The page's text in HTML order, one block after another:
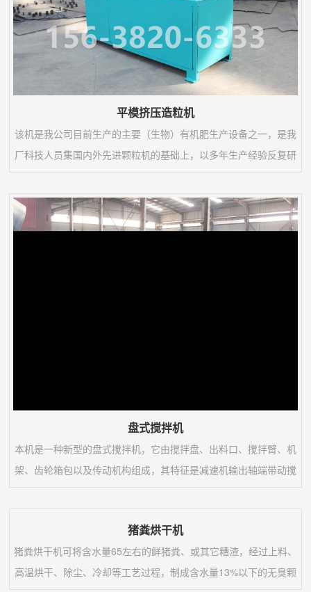
平模挤压造粒机
该机是我公司目前生产的主要（生物）有机肥生产设备之一，是我
厂科技人员集国内外先进颗粒机的基础上，以多年生产经验反复研
计出有不同型号多种机型，是肥料加工单位理想的加工机械。1、
该机主要用于（生物）有机肥和养殖业加工行业的颗粒加工；2、
盘式搅拌机
本机是一种新型的盘式搅拌机，它由搅拌盘、出料口、搅拌臂、机
架、齿轮箱包以及传动机构组成，其特征是减速机输出轴端带动搅
快、可连续不断工作，特别适合广大城乡建筑工程使用。该机主要
用于原料的混合。(盘内采用聚丙烯板内衬或不锈钢板)，因此，不
易粘料。耐磨损，采用摆线针轮减速机具有结构...
猪粪烘干机
猪粪烘干机可将含水量65左右的鲜猪粪、或其它糟渣，经过上料、
高温烘干、除尘、冷却等工艺过程，制成含水量13%以下的无臭颗